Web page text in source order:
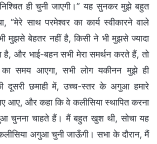
ही चुनी जाएगी।” यह सुनकर मुझे बहुत
“मेरे साथ परमेश्वर का कार्य स्वीकारने वाले
मुझसे बेहतर नहीं है, किसी ने भी मुझसे ज्यादा
है, और भाई-बहन सभी मेरा समर्थन करते हैं, तो
समय आएगा, सभी लोग यकीनन मुझे ही
दूसरी छमाही में, उच्च-स्तर के अगुआ हमारे
आए, और कहा कि वे कलीसिया स्थापित करना
चुनना चाहते हैं। मैं बहुत खुश थी, सोचा यह
अगुआ चुनी जाऊँगी। सभा के दौरान, मैं